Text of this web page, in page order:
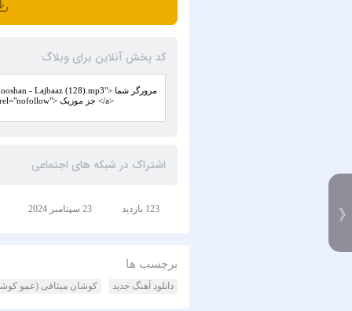
کد پخش آنلاین برای وبلاگ
اشتراک در شبکه های اجتماعی
123 بازدید 23 سپتامبر 2024
برچسب ها
دانلود آهنگ جدید کوشان میثاقی (عمو